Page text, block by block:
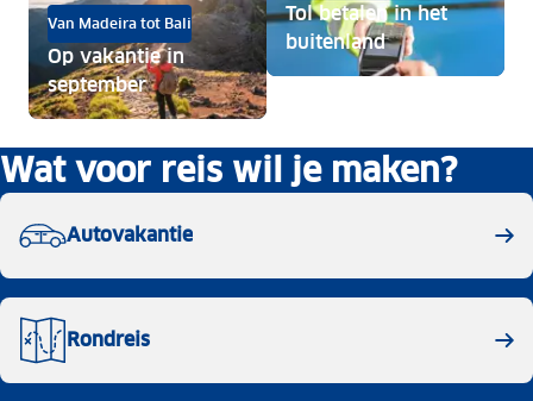
Van Madeira tot Bali
Op vakantie in
september
Tol betalen in het
buitenland
Wat voor reis wil je maken?
Autovakantie
Rondreis